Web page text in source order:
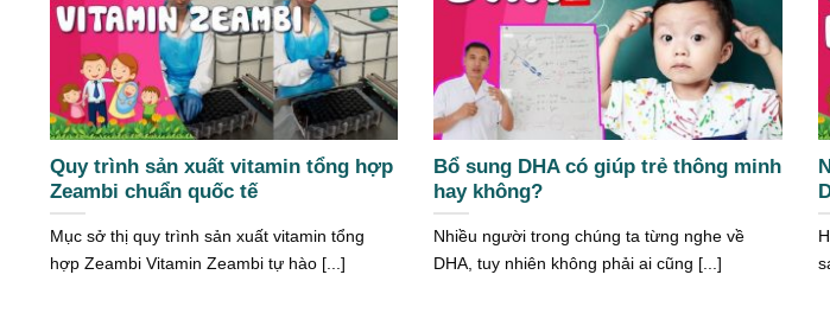
Quy trình sản xuất vitamin tổng hợp
Zeambi chuẩn quốc tế
Mục sở thị quy trình sản xuất vitamin tổng
hợp Zeambi Vitamin Zeambi tự hào [...]
Bổ sung DHA có giúp trẻ thông minh
hay không?
Nhiều người trong chúng ta từng nghe về
DHA, tuy nhiên không phải ai cũng [...]